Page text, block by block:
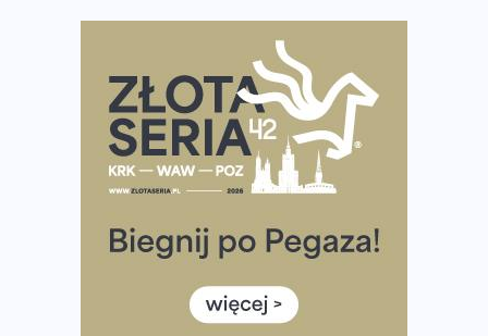
Ile razy w tygodniu biegać? 3 treningi wystarczą? Jak
często biegać, żeby robić postępy
Już w ten weekend! Przed nami Nocny Portowy Maraton
i Półmaraton Szczeciński. Wszystko, co warto wiedzieć
European Marathon Classics – jak zweryfikować swój
listach startowych są jeszcze wolne miejsca
Jaki smartwatch dla biegaczy, którzy chcą też przy
okazji trenować pod HYROX?